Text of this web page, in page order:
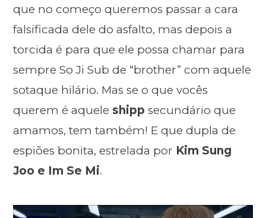
que no começo queremos passar a cara
falsificada dele do asfalto, mas depois a
torcida é para que ele possa chamar para
sempre So Ji Sub de “brother” com aquele
sotaque hilário. Mas se o que vocês
querem é aquele shipp secundário que
amamos, tem também! E que dupla de
espiões bonita, estrelada por Kim Sung
Joo e Im Se Mi.